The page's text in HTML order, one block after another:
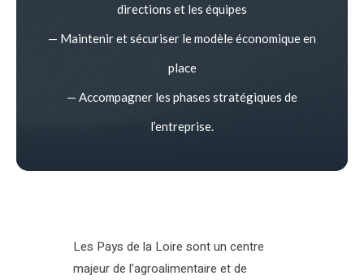
directions et les équipes
— Maintenir et sécuriser le modèle économique en
place
— Accompagner les phases stratégiques de
l’entreprise.
Les Pays de la Loire sont un centre
majeur de l’agroalimentaire et de